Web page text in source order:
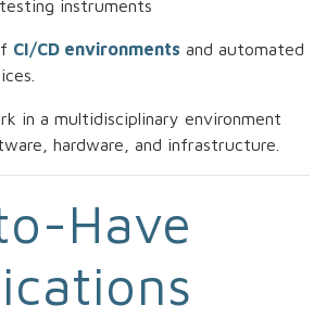
instruments
CI/CD environments and automated
in a multidisciplinary environment
hardware, and infrastructure.
Have